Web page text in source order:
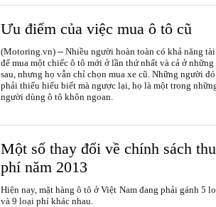
Ưu điểm của việc mua ô tô cũ
(Motoring.vn) -- Nhiều người hoàn toàn có khả năng
để mua một chiếc ô tô mới ở lần thứ nhất và cả ở những
sau, nhưng họ vẫn chỉ chọn mua xe cũ. Những người
phải thiếu hiểu biết mà ngược lại, họ là một trong
người dùng ô tô khôn ngoan.
Một số thay đổi về chính sách
phí năm 2013
Hiện nay, mặt hàng ô tô ở Việt Nam đang phải gánh 5
và 9 loại phí khác nhau.